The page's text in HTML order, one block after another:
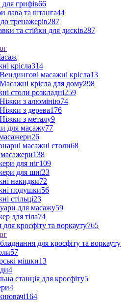
грифів66
лава та штанга44
тренажерів287
та стійки для дисків287
крісла314
Вендингові масажні крісла13
Масажні крісла для дому298
столи розкладні259
Ніжки з алюмінію74
Ніжки з дерева176
Ніжки з металу9
для масажу77
26
масажні столи68
138
для ніг109
для шиї23
накидки72
подушки56
стільці23
для масажу59
для тіла74
кросфіту та воркауту765
для кросфіту та воркауту
57
мішки13
4
станція для кросфіту5
4
164